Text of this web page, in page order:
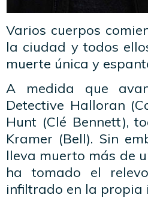
Varios cuerpos
la ciudad y todos
muerte única y
A medida que
Detective Halloran
Hunt (Clé Bennett),
Kramer (Bell). Sin
lleva muerto más de
ha tomado el
infiltrado en la propia